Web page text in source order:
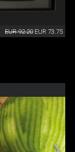
EUR 92.20 EUR 73.75